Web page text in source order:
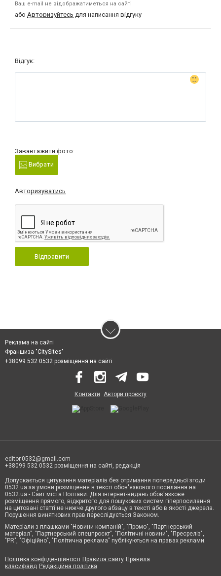
Ваш e-mail не відображатиметься на сайті
або Авторизуйтесь для написання відгуку
Відгук:
Завантажити фото:
Вибрати
Авторизуватись
Відправити
Реклама на сайті
Франшиза "CitySites"
+38099 532 0532 розміщення на сайті
Контакти Автори проєкту
editor.0532@gmail.com
+38099 532 0532 розміщення на сайті, редакція
Допускається цитування матеріалів без отримання попередньої згоди
0532.ua за умови розміщення в тексті обов'язкового посилання на
0532.ua - Сайт міста Полтави. Для інтернет-видань обов'язкове
розміщення прямого, відкритого для пошукових систем гіперпосилання
на цитовані статті не нижче другого абзацу в тексті або в якості джерела.
Порушення виняткових прав переслідується Законом.
Матеріали з плашками "Новини компаній", "Промо", "Партнерський
матеріал", "Партнерський спецпроєкт", "Політичні новини", "Пресреліз",
"PR", "Офіційно", "Політична реклама" публікуються на правах реклами.
Політика конфіденційності Правила сайту Правила
класифайд Редакційна політика